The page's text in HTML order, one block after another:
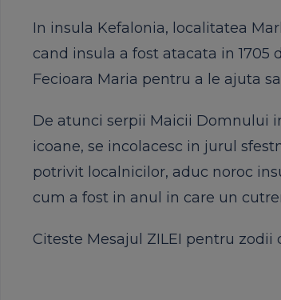
In insula Kefalonia, localitatea
cand insula a fost atacata in
Fecioara Maria pentru a le ajuta
De atunci serpii Maicii Domnului
icoane, se incolacesc in jurul
potrivit localnicilor, aduc noroc
cum a fost in anul in care un
Citeste Mesajul ZILEI pentru zodii